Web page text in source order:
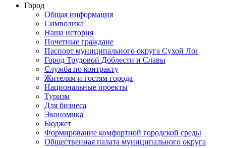
Город
Общая информация
Символика
Наша история
Почетные граждане
Паспорт муниципального округа Сухой Лог
Город Трудовой Доблести и Славы
Служба по контракту
Жителям и гостям города
Национальные проекты
Туризм
Для бизнеса
Экономика
Бюджет
Формирование комфортной городской среды
Общественная палата муниципального округа